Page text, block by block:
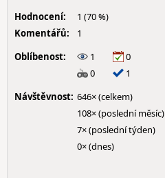
Hodnocení:
1 (70 %)
Komentářů:
1
Oblíbenost:
1
0
0
1
Návštěvnost: 646× (celkem)
108× (poslední měsíc)
7× (poslední týden)
0× (dnes)